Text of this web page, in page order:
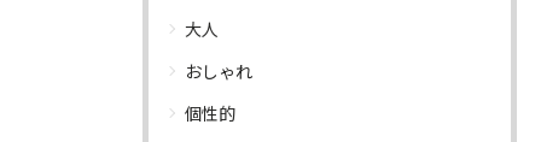
大人
おしゃれ
個性的